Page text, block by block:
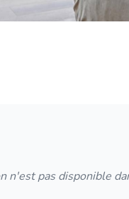
n'est pas disponible